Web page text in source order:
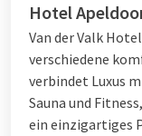
Hotel
Van der Valk
verschiedene
verbindet Luxus
Sauna und
ein einzigartiges